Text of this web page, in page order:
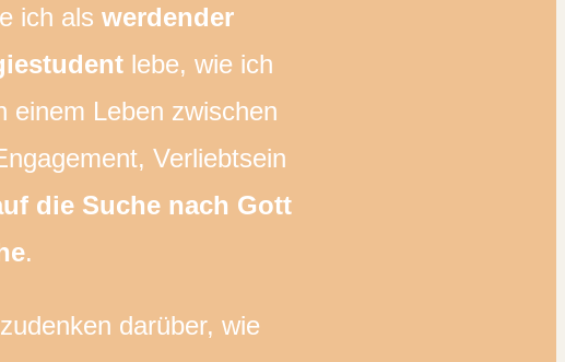
ich als werdender
lebe, wie ich
einem Leben zwischen
Verliebtsein
die Suche nach Gott
.
darüber, wie